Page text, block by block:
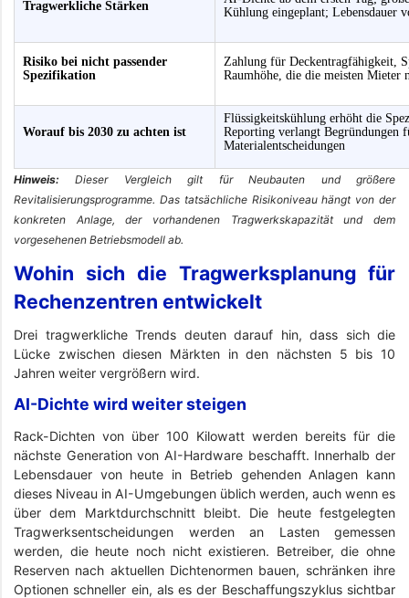
Tragwerkliche Stärken
Kühlung eingeplant; Lebensdauer
Risiko bei nicht passender
Spezifikation
Zahlung für Deckentragfähigkeit,
Raumhöhe, die die meisten Mieter
Worauf bis 2030 zu achten ist
Flüssigkeitskühlung erhöht die
Reporting verlangt Begründungen
Materialentscheidungen
Hinweis: Dieser Vergleich gilt für Neubauten und größere
Revitalisierungsprogramme. Das tatsächliche Risikoniveau hängt von der
konkreten Anlage, der vorhandenen Tragwerkskapazität und dem
vorgesehenen Betriebsmodell ab.
Wohin sich die Tragwerksplanung für
Rechenzentren entwickelt
Drei tragwerkliche Trends deuten darauf hin, dass sich die
Lücke zwischen diesen Märkten in den nächsten 5 bis 10
Jahren weiter vergrößern wird.
AI-Dichte wird weiter steigen
Rack-Dichten von über 100 Kilowatt werden bereits für die
nächste Generation von AI-Hardware beschafft. Innerhalb der
Lebensdauer von heute in Betrieb gehenden Anlagen kann
dieses Niveau in AI-Umgebungen üblich werden, auch wenn es
über dem Marktdurchschnitt bleibt. Die heute festgelegten
Tragwerksentscheidungen werden an Lasten gemessen
werden, die heute noch nicht existieren. Betreiber, die ohne
Reserven nach aktuellen Dichtenormen bauen, schränken ihre
Optionen schneller ein, als es der Beschaffungszyklus sichtbar